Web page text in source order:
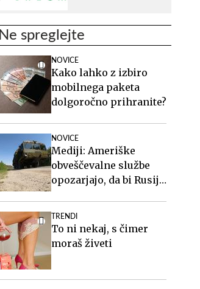
Ne spreglejte
NOVICE
Kako lahko z izbiro
mobilnega paketa
dolgoročno prihranite?
NOVICE
Mediji: Ameriške
obveščevalne službe
opozarjajo, da bi Rusija
TRENDI
To ni nekaj, s čimer
moraš živeti